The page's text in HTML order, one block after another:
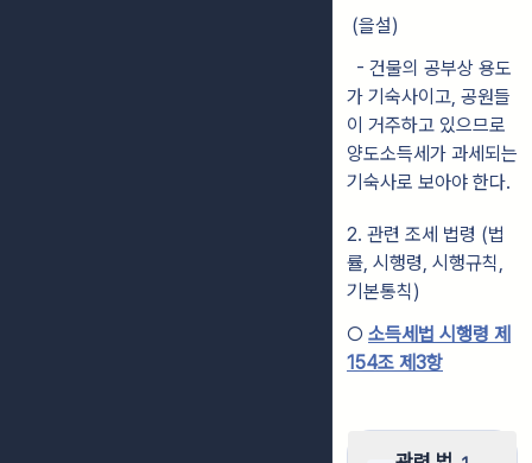
(을설)
- 건물의 공부상 용도
가 기숙사이고, 공원들
이 거주하고 있으므로
양도소득세가 과세되는
기숙사로 보아야 한다.
2. 관련 조세 법령 (법
률, 시행령, 시행규칙,
기본통칙)
○ 소득세법 시행령 제
154조 제3항